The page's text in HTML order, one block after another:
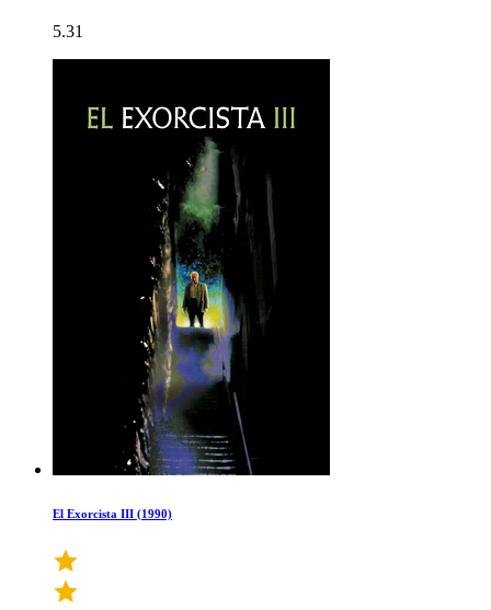
5.31
El Exorcista III (1990)